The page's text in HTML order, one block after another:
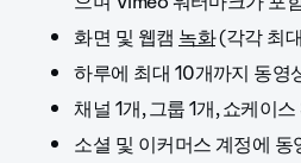
화면 및 웹캠녹화(각각 최
하루에 최대 10개까지 동영
채널 1개, 그룹 1개, 쇼케이
소셜 및 이커머스 계정에 동